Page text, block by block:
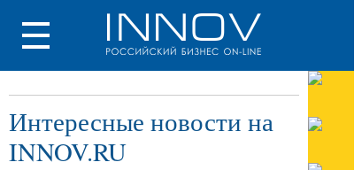
Интересные новости на
INNOV.RU